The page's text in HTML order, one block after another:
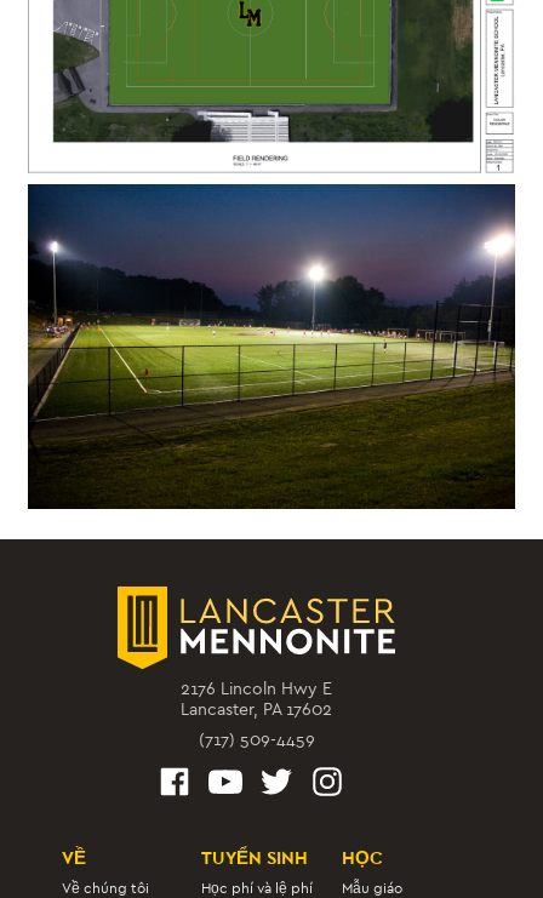
2176 Lincoln Hwy E
Lancaster, PA 17602
(717) 509-4459
VỀ
Về chúng tôi
TUYỂN SINH
Học phí và lệ phí
HỌC
Mẫu giáo